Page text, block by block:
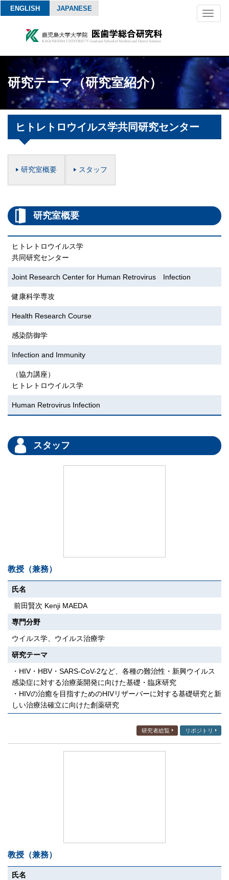
ENGLISH JAPANESE
研究テーマ（研究室紹介）
ヒトレトロウイルス学共同研究センター
研究室概要 スタッフ
研究室概要
ヒトレトロウイルス学
共同研究センター
Joint Research Center for Human Retrovirus Infection
健康科学専攻
Health Research Course
感染防御学
Infection and Immunity
（協力講座）
ヒトレトロウイルス学
Human Retrovirus Infection
スタッフ
教授（兼務）
氏名
前田賢次 Kenji MAEDA
専門分野
ウイルス学、ウイルス治療学
研究テーマ
・HIV・HBV・SARS-CoV-2など、各種の難治性・新興ウイルス
感染症に対する治療薬開発に向けた基礎・臨床研究
・HIVの治癒を目指すためのHIVリザーバーに対する基礎研究と新
しい治療法確立に向けた創薬研究
研究者総覧 リポジトリ
教授（兼務）
氏名